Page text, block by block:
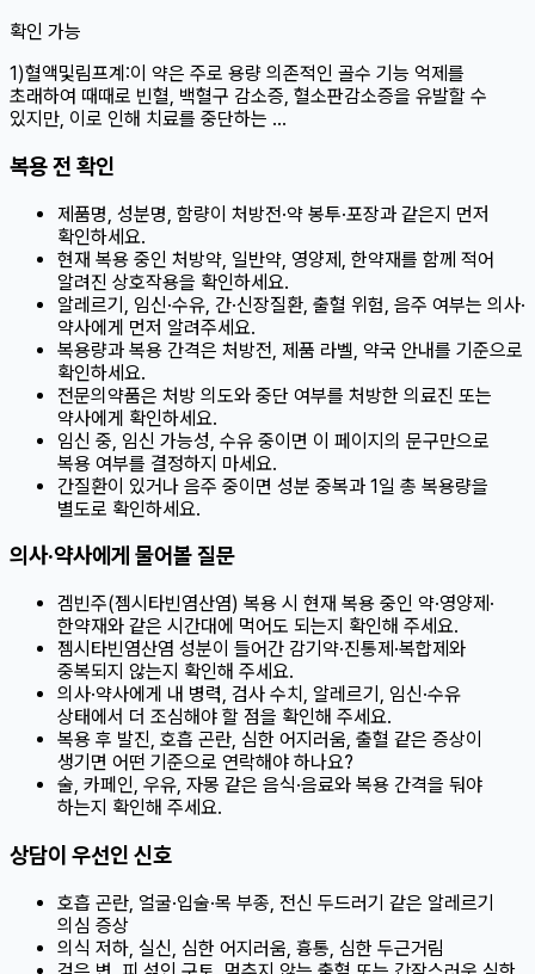
확인 가능
1)혈액및림프계:이 약은 주로 용량 의존적인 골수 기능 억제를
초래하여 때때로 빈혈, 백혈구 감소증, 혈소판감소증을 유발할 수
있지만, 이로 인해 치료를 중단하는 …
복용 전 확인
제품명, 성분명, 함량이 처방전·약 봉투·포장과 같은지 먼저
확인하세요.
현재 복용 중인 처방약, 일반약, 영양제, 한약재를 함께 적어
알려진 상호작용을 확인하세요.
알레르기, 임신·수유, 간·신장질환, 출혈 위험, 음주 여부는 의사·
약사에게 먼저 알려주세요.
복용량과 복용 간격은 처방전, 제품 라벨, 약국 안내를 기준으로
확인하세요.
전문의약품은 처방 의도와 중단 여부를 처방한 의료진 또는
약사에게 확인하세요.
임신 중, 임신 가능성, 수유 중이면 이 페이지의 문구만으로
복용 여부를 결정하지 마세요.
간질환이 있거나 음주 중이면 성분 중복과 1일 총 복용량을
별도로 확인하세요.
의사·약사에게 물어볼 질문
겜빈주(젬시타빈염산염) 복용 시 현재 복용 중인 약·영양제·
한약재와 같은 시간대에 먹어도 되는지 확인해 주세요.
젬시타빈염산염 성분이 들어간 감기약·진통제·복합제와
중복되지 않는지 확인해 주세요.
의사·약사에게 내 병력, 검사 수치, 알레르기, 임신·수유
상태에서 더 조심해야 할 점을 확인해 주세요.
복용 후 발진, 호흡 곤란, 심한 어지러움, 출혈 같은 증상이
생기면 어떤 기준으로 연락해야 하나요?
술, 카페인, 우유, 자몽 같은 음식·음료와 복용 간격을 둬야
하는지 확인해 주세요.
상담이 우선인 신호
호흡 곤란, 얼굴·입술·목 부종, 전신 두드러기 같은 알레르기
의심 증상
의식 저하, 실신, 심한 어지러움, 흉통, 심한 두근거림